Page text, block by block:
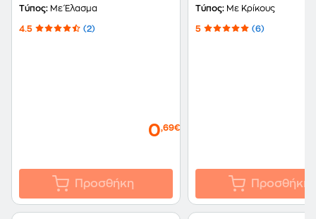
Τύπος: Με Έλασμα
4.5 (2)
0,69€
Προσθήκη
Τεμάχιο)
Τύπος: Με Κρίκους
5 (6)
Προσθήκη